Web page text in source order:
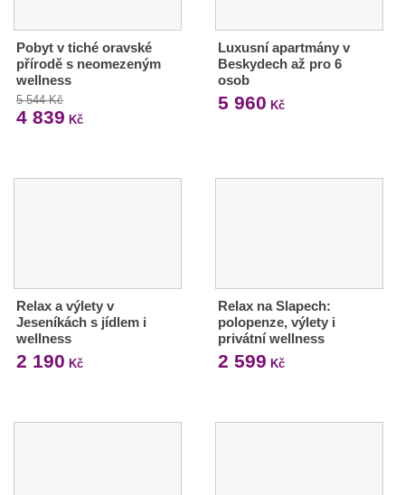
Pobyt v tiché oravské
přírodě s neomezeným
wellness
5 544 Kč
4 839 Kč
Luxusní apartmány v
Beskydech až pro 6
osob
5 960 Kč
Relax a výlety v
Jeseníkách s jídlem i
wellness
2 190 Kč
Relax na Slapech:
polopenze, výlety i
privátní wellness
2 599 Kč